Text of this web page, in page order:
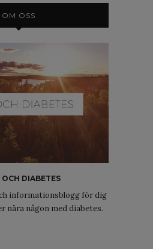
OM OSS
OCH DIABETES
informationsblogg för dig
nära någon med diabetes.